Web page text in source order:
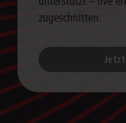
zugeschnitten.